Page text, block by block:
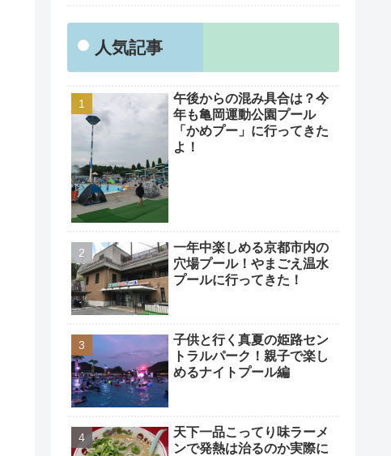
人気記事
午後からの混み具合は？今
年も亀岡運動公園プール
「かめプー」に行ってきた
よ！
一年中楽しめる京都市内の
穴場プール！やまごえ温水
プールに行ってきた！
子供と行く真夏の姫路セン
トラルパーク！親子で楽し
めるナイトプール編
天下一品こってり味ラーメ
ンで発熱は治るのか実際に